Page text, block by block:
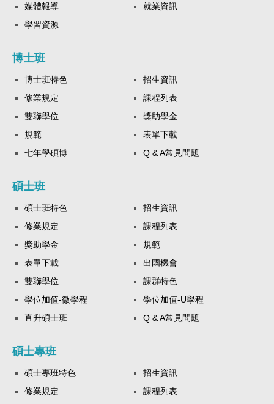
媒體報導
就業資訊
學習資源
博士班
博士班特色
招生資訊
修業規定
課程列表
雙聯學位
獎助學金
規範
表單下載
七年學碩博
Q & A常見問題
碩士班
碩士班特色
招生資訊
修業規定
課程列表
獎助學金
規範
表單下載
出國機會
雙聯學位
課群特色
學位加值-微學程
學位加值-U學程
直升碩士班
Q & A常見問題
碩士專班
碩士專班特色
招生資訊
修業規定
課程列表